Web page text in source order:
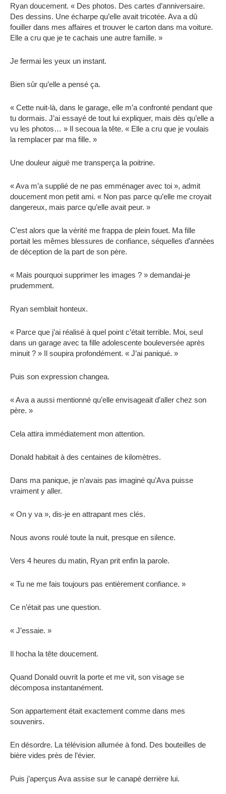
Ryan doucement. « Des photos. Des cartes d’anniversaire.
Des dessins. Une écharpe qu’elle avait tricotée. Ava a dû
fouiller dans mes affaires et trouver le carton dans ma voiture.
Elle a cru que je te cachais une autre famille. »
Je fermai les yeux un instant.
Bien sûr qu’elle a pensé ça.
« Cette nuit-là, dans le garage, elle m’a confronté pendant que
tu dormais. J’ai essayé de tout lui expliquer, mais dès qu’elle a
vu les photos… » Il secoua la tête. « Elle a cru que je voulais
la remplacer par ma fille. »
Une douleur aiguë me transperça la poitrine.
« Ava m’a supplié de ne pas emménager avec toi », admit
doucement mon petit ami. « Non pas parce qu’elle me croyait
dangereux, mais parce qu’elle avait peur. »
C’est alors que la vérité me frappa de plein fouet. Ma fille
portait les mêmes blessures de confiance, séquelles d’années
de déception de la part de son père.
« Mais pourquoi supprimer les images ? » demandai-je
prudemment.
Ryan semblait honteux.
« Parce que j’ai réalisé à quel point c’était terrible. Moi, seul
dans un garage avec ta fille adolescente bouleversée après
minuit ? » Il soupira profondément. « J’ai paniqué. »
Puis son expression changea.
« Ava a aussi mentionné qu’elle envisageait d’aller chez son
père. »
Cela attira immédiatement mon attention.
Donald habitait à des centaines de kilomètres.
Dans ma panique, je n’avais pas imaginé qu’Ava puisse
vraiment y aller.
« On y va », dis-je en attrapant mes clés.
Nous avons roulé toute la nuit, presque en silence.
Vers 4 heures du matin, Ryan prit enfin la parole.
« Tu ne me fais toujours pas entièrement confiance. »
Ce n’était pas une question.
« J’essaie. »
Il hocha la tête doucement.
Quand Donald ouvrit la porte et me vit, son visage se
décomposa instantanément.
Son appartement était exactement comme dans mes
souvenirs.
En désordre. La télévision allumée à fond. Des bouteilles de
bière vides près de l’évier.
Puis j’aperçus Ava assise sur le canapé derrière lui.